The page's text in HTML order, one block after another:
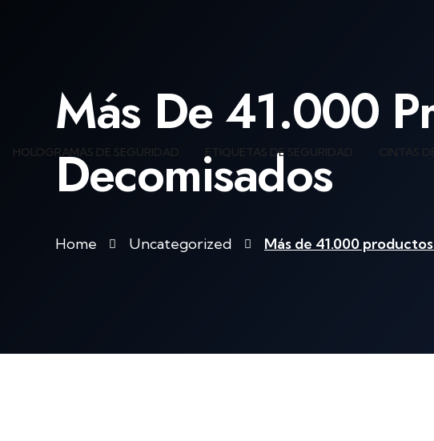
HOLOGRAMAS DE SEGURIDAD ETIQUETAS DE SEGURIDAD CINTAS
Más De 41.000
Decomisados
Home Uncategorized Más de 41.000